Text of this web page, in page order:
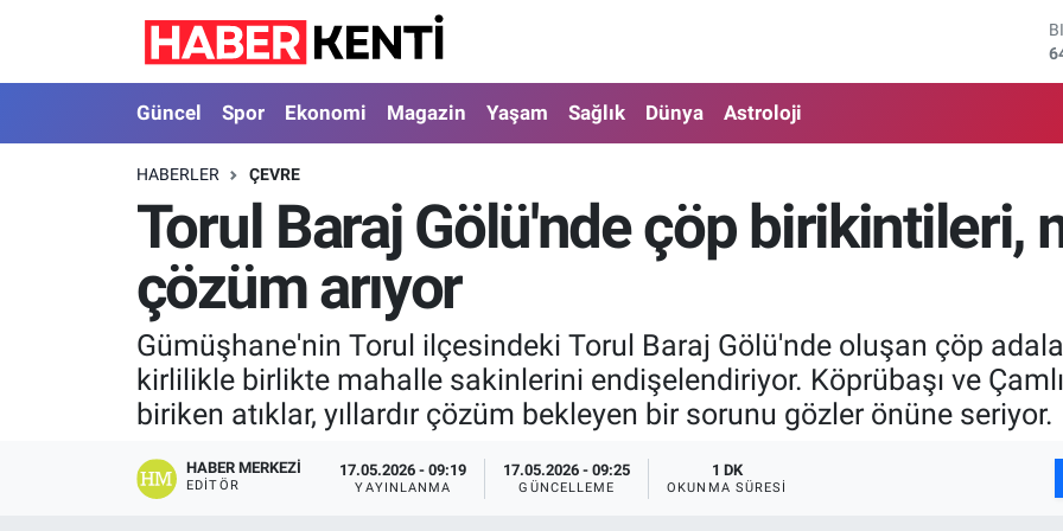
Güncel Spor Ekonomi Magazin Yaşam Sağlık Dünya Astroloji
HABERLER ÇEVRE
Torul Baraj Gölü'nde çöp birikintileri,
çözüm arıyor
Gümüşhane'nin Torul ilçesindeki Torul Baraj Gölü'nde oluşan çöp
kirlilikle birlikte mahalle sakinlerini endişelendiriyor. Köprübaşı ve
biriken atıklar, yıllardır çözüm bekleyen bir sorunu gözler önüne seriyor.
HABER MERKEZI
EDITÖR
17.05.2026 - 09:19
YAYINLANMA
17.05.2026 - 09:25
GÜNCELLEME
1 DK
OKUNMA SÜRESI
Güncel
Spor
Ekonomi
Magazin
Nöbetçi Eczaneler
Hava Durumu
İstanbul Namaz Vakitleri
Trafik Durumu
Süper Lig Puan Durumu ve Fikstür
Tüm Manşetler
Son Dakika Haberleri